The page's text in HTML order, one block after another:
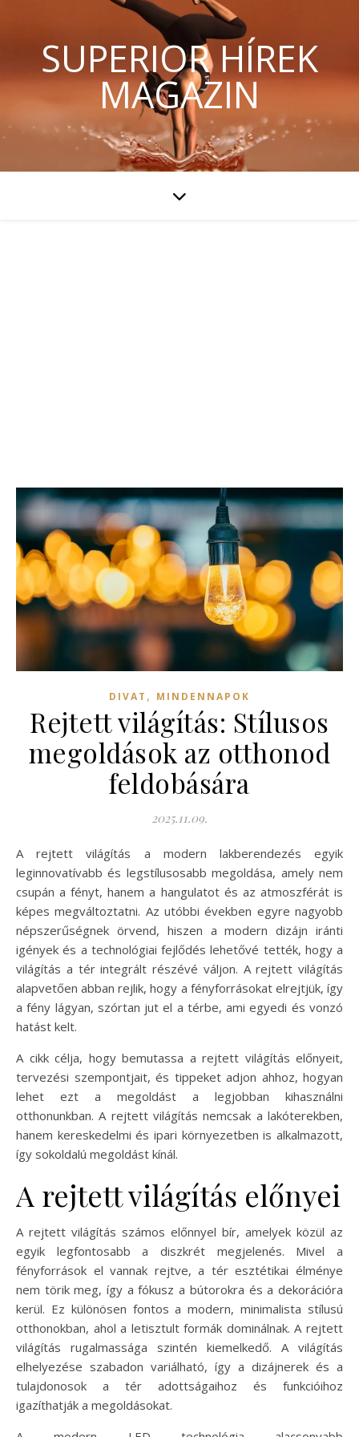
SUPERIOR HÍREK
MAGAZIN
DIVAT , MINDENNAPOK
Rejtett világítás: Stílusos
megoldások az otthonod
feldobására
2025.11.09.
A rejtett világítás a modern lakberendezés egyik
leginnovatívabb és legstílusosabb megoldása, amely nem
csupán a fényt, hanem a hangulatot és az atmoszférát is
képes megváltoztatni. Az utóbbi években egyre nagyobb
népszerűségnek örvend, hiszen a modern dizájn iránti
igények és a technológiai fejlődés lehetővé tették, hogy a
világítás a tér integrált részévé váljon. A rejtett világítás
alapvetően abban rejlik, hogy a fényforrásokat elrejtjük, így
a fény lágyan, szórtan jut el a térbe, ami egyedi és vonzó
hatást kelt.
A cikk célja, hogy bemutassa a rejtett világítás előnyeit,
tervezési szempontjait, és tippeket adjon ahhoz, hogyan
lehet ezt a megoldást a legjobban kihasználni
otthonunkban. A rejtett világítás nemcsak a lakóterekben,
hanem kereskedelmi és ipari környezetben is alkalmazott,
így sokoldalú megoldást kínál.
A rejtett világítás előnyei
A rejtett világítás számos előnnyel bír, amelyek közül az
egyik legfontosabb a diszkrét megjelenés. Mivel a
fényforrások el vannak rejtve, a tér esztétikai élménye
nem törik meg, így a fókusz a bútorokra és a dekorációra
kerül. Ez különösen fontos a modern, minimalista stílusú
otthonokban, ahol a letisztult formák dominálnak. A rejtett
világítás rugalmassága szintén kiemelkedő. A világítás
elhelyezése szabadon variálható, így a dizájnerek és a
tulajdonosok a tér adottságaihoz és funkcióihoz
igazíthatják a megoldásokat.